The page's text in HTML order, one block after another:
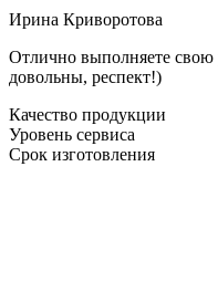
Ирина Криворотова
Отлично выполняете свою
довольны, респект!)
Качество продукции
Уровень сервиса
Срок изготовления